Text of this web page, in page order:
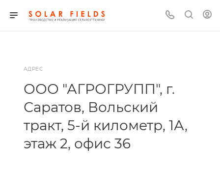
АДРЕС
ООО "АГРОГРУПП", г.
Саратов, Вольский
тракт, 5-й километр, 1А,
этаж 2, офис 36